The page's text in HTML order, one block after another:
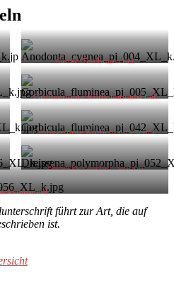
Große Teichmuschel
Grobgerippte Körbchenmuschel
Grobgerippte Körbchenmuschel,
Siphon
Dreiecksmuschel, Siphon
führt zur Art, die auf
ist.